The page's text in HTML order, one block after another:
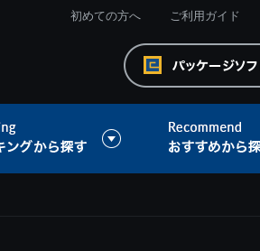
初めての方へ ご利用ガイド